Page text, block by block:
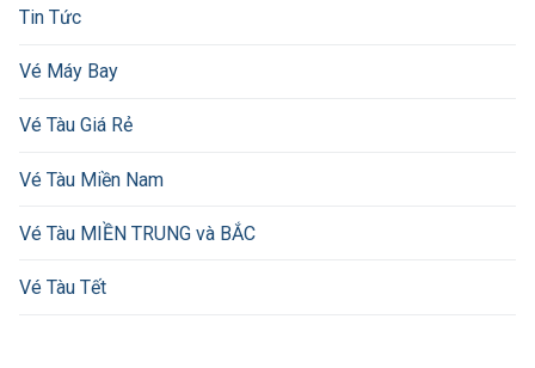
Tin Tức
Vé Máy Bay
Vé Tàu Giá Rẻ
Vé Tàu Miền Nam
Vé Tàu MIỀN TRUNG và BẮC
Vé Tàu Tết